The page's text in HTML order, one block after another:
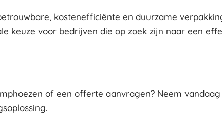
kostenefficiënte en duurzame
keuze voor bedrijven die op zoek zijn naar een
of een offerte aanvragen? Neem